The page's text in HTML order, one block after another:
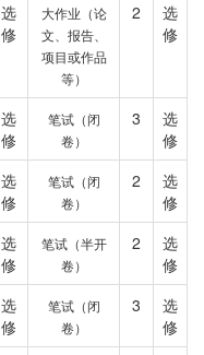
选
修
大作业（论
文、报告、
项目或作品
等）
2
选
修
选
修
笔试（闭
卷）
3
选
修
选
修
笔试（闭
卷）
2
选
修
选
修
笔试（半开
卷）
2
选
修
选
修
笔试（闭
卷）
3
选
修